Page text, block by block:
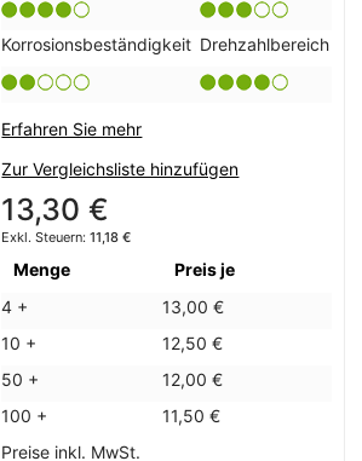
Korrosionsbeständigkeit Drehzahlbereich
Erfahren Sie mehr
Zur Vergleichsliste hinzufügen
13,30 €
11,18 €
Menge
Preis je
4 +
13,00 €
10 +
12,50 €
50 +
12,00 €
100 +
11,50 €
Preise inkl. MwSt.